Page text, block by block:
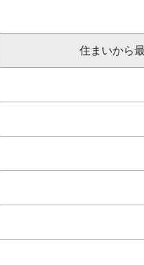
住まいから